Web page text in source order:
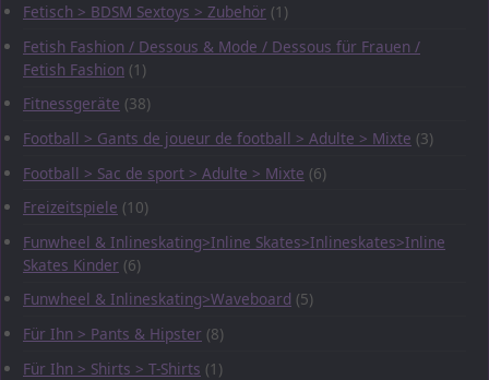
Fetisch > BDSM Sextoys > Zubehör (1)
Fetish Fashion / Dessous & Mode / Dessous für Frauen /
Fetish Fashion (1)
Fitnessgeräte (38)
Football > Gants de joueur de football > Adulte > Mixte (3)
Football > Sac de sport > Adulte > Mixte (6)
Freizeitspiele (10)
Funwheel & Inlineskating>Inline Skates>Inlineskates>Inline
Skates Kinder (6)
Funwheel & Inlineskating>Waveboard (5)
Für Ihn > Pants & Hipster (8)
Für Ihn > Shirts > T-Shirts (1)